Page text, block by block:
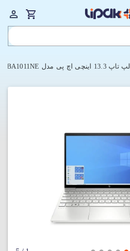
لپ تاپ 13.3 اینچی اچ پی مدل HP ENVY 13-BA1011NE